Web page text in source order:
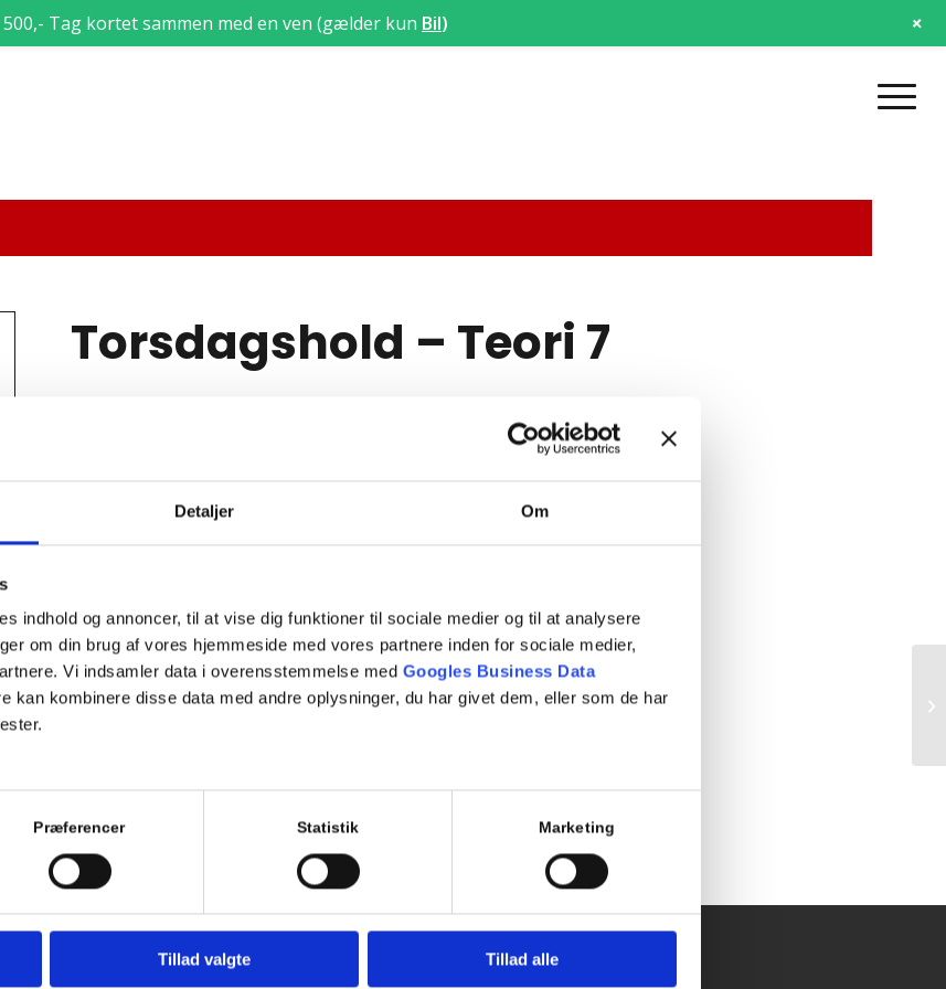
Detaljer Om
indhold og annoncer, til at vise dig funktioner til sociale medier og til at analysere
om din brug af vores hjemmeside med vores partnere inden for sociale medier,
Vi indsamler data i overensstemmelse med Googles Business Data
kan kombinere disse data med andre oplysninger, du har givet dem, eller som de har
Præferencer Statistik Marketing
Tillad valgte Tillad alle
Torsdagshold – Teori 7
7.9 Overhaling (rep)
7.16 Kørsel på Motorvej (og motortrafikvej)
Evaluerende teoriprøve
Info
500,- Tag kortet sammen med en ven (gælder kun Bil) +